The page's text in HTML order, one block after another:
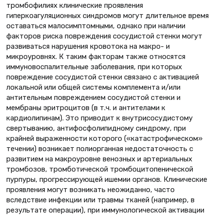
тромбофилиях клинические проявления
гиперкоагуляционных синдромов могут длительное время
оставаться малосимптомными, однако при наличии
факторов риска повреждения сосудистой стенки могут
развиваться нарушения кровотока на макро- и
микроуровнях. К таким факторам также относятся
иммуновоспалительные заболевания, при которых
повреждение сосудистой стенки связано с активацией
локальной или общей системы комплемента и/или
антительным повреждением сосудистой стенки и
мембраны эритроцитов (в т.ч. и антителами к
кардиолипинам). Это приводит к внутрисосудистому
свертыванию, антифосфолипидному синдрому, при
крайней выраженности которого («катастрофическом»
течении) возникает полиорганная недостаточность с
развитием на макроуровне венозных и артериальных
тромбозов, тромботической тромбоцитопенической
пурпуры, прогрессирующей ишемии органов. Клинические
проявления могут возникать неожиданно, часто
вследствие инфекции или травмы тканей (например, в
результате операции), при иммунологической активации